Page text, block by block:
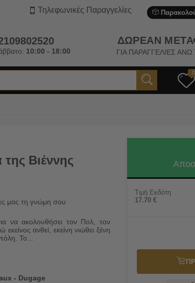
Τηλεφωνικές Παραγγελίες
10:00 - 18:00
ΔΩΡΕΑΝ
ΓΙΑ ΠΑΡΑΓΓΕΛΙΕΣ
0
Βιέννης
μας τη γνώμη σου
να ακολουθήσει τον Πολ, τον
ανθεί, εκείνη νιώθει ξένη
Το...
- Dugage
Τιμή Εκδότη
17.70 €